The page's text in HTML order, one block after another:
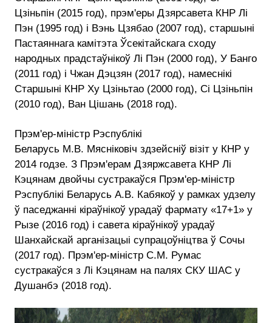
Цзіньпін (2015 год), прэм'еры Дзярсавета КНР Лі
Пэн (1995 год) і Вэнь Цзябао (2007 год), старшыні
Пастаяннага камітэта Ўсекітайскага сходу
народных прадстаўнікоў Лі Пэн (2000 год), У Банго
(2011 год) і Чжан Дэцзян (2017 год), намеснікі
Старшыні КНР Ху Цзіньтао (2000 год), Сі Цзіньпін
(2010 год), Ван Цішань (2018 год).
Прэм'ер-міністр Рэспублікі
Беларусь М.В. Мясніковіч здзейсніў візіт у КНР у
2014 годзе. З Прэм'ерам Дзяржсавета КНР Лі
Кэцянам двойчы сустракаўся Прэм'ер-міністр
Рэспублікі Беларусь А.В. Кабякоў у рамках удзелу
ў паседжанні кіраўнікоў урадаў фармату «17+1» у
Рызе (2016 год) і савета кіраўнікоў урадаў
Шанхайскай арганізацыі супрацоўніцтва ў Сочы
(2017 год). Прэм'ер-міністр С.М. Румас
сустракаўся з Лі Кэцянам на палях СКУ ШАС у
Душанбэ (2018 год).